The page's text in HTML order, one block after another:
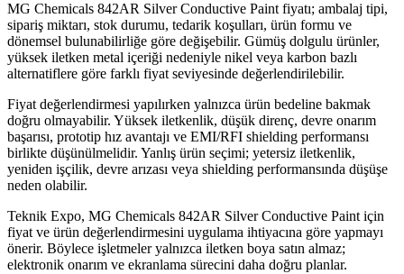
MG Chemicals 842AR Silver Conductive Paint fiyatı; ambalaj tipi,
sipariş miktarı, stok durumu, tedarik koşulları, ürün formu ve
dönemsel bulunabilirliğe göre değişebilir. Gümüş dolgulu ürünler,
yüksek iletken metal içeriği nedeniyle nikel veya karbon bazlı
alternatiflere göre farklı fiyat seviyesinde değerlendirilebilir.
Fiyat değerlendirmesi yapılırken yalnızca ürün bedeline bakmak
doğru olmayabilir. Yüksek iletkenlik, düşük direnç, devre onarım
başarısı, prototip hız avantajı ve EMI/RFI shielding performansı
birlikte düşünülmelidir. Yanlış ürün seçimi; yetersiz iletkenlik,
yeniden işçilik, devre arızası veya shielding performansında düşüşe
neden olabilir.
Teknik Expo, MG Chemicals 842AR Silver Conductive Paint için
fiyat ve ürün değerlendirmesini uygulama ihtiyacına göre yapmayı
önerir. Böylece işletmeler yalnızca iletken boya satın almaz;
elektronik onarım ve ekranlama sürecini daha doğru planlar.